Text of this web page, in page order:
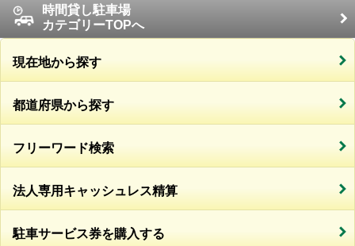
時間貸し駐車場
カテゴリーTOPへ
現在地から探す
都道府県から探す
フリーワード検索
法人専用キャッシュレス精算
駐車サービス券を購入する